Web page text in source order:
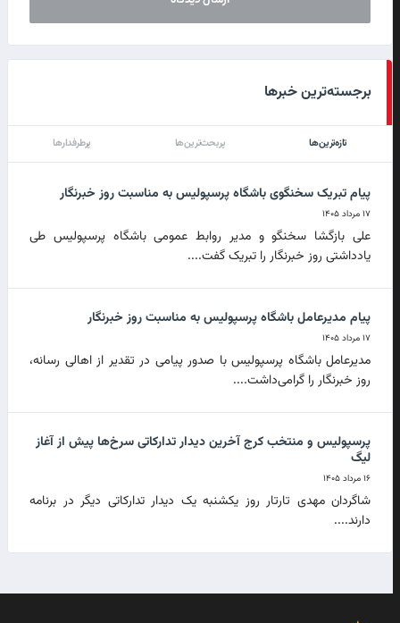
برجسته‌ترین خبرها
تازه‌ترین‌ها پربحث‌ترین‌ها پرطرفدارها
پیام تبریک سخنگوی باشگاه پرسپولیس به مناسبت روز خبرنگار
۱۷ مرداد ۱۴۰۵
علی بازگشا سخنگو و مدیر روابط عمومی باشگاه پرسپولیس طی
یادداشتی روز خبرنگار را تبریک گفت....
پیام مدیرعامل باشگاه پرسپولیس به مناسبت روز خبرنگار
۱۷ مرداد ۱۴۰۵
مدیرعامل باشگاه پرسپولیس با صدور پیامی در تقدیر از اهالی رسانه،
روز خبرنگار را گرامی‌داشت....
پرسپولیس و منتخب کرج آخرین دیدار تدارکاتی سرخ‌ها پیش از آغاز
لیگ
۱۶ مرداد ۱۴۰۵
شاگردان مهدی تارتار روز یکشنبه یک دیدار تدارکاتی دیگر در برنامه
دارند....